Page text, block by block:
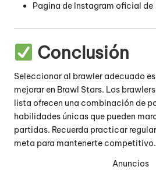
Pagina de Instagram oficial de
Conclusión
Seleccionar al brawler adecuado
mejorar en Brawl Stars. Los
lista ofrecen una combinación de
habilidades únicas que pueden
partidas. Recuerda practicar
meta para mantenerte competitivo.
Anuncios